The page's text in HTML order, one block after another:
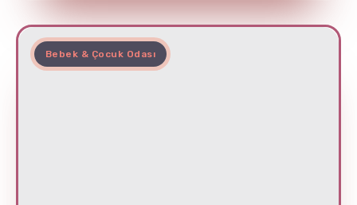
Bebek & Çocuk Odası